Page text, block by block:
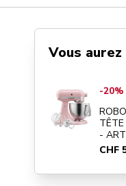
Vous
Go toROBOT-20%
TÊTE
-
CHF